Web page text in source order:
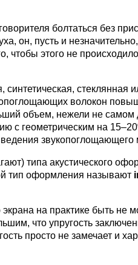
болтаться без
он, пусть и
чтобы этого не
стеклянная
волокон
объем, нежели не самом
с геометрическим на
типа акустического
тип оформления называют
на практике быть не
что упругость
просто не замечает и